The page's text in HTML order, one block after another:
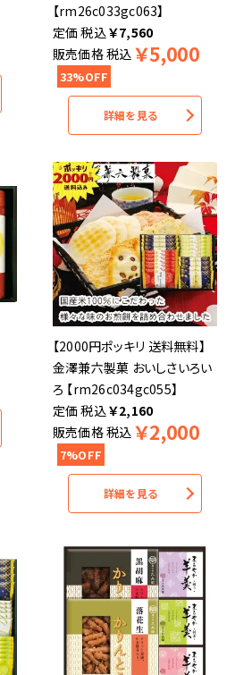
【rm26c033gc063】
税込￥7,560
販売価格税込 ￥5,000
33%OFF
詳細を見る
【2000円ポッキリ 送料無料】
金澤兼六製菓 おいしさいろい
ろ 【rm26c034gc055】
税込￥2,160
販売価格税込 ￥2,000
7%OFF
詳細を見る